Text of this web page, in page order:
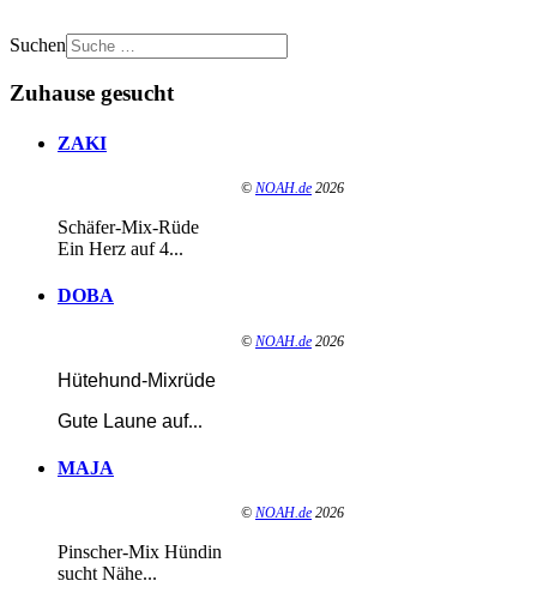
Suchen
Zuhause gesucht
ZAKI
© NOAH.de 2026
Schäfer-Mix-Rüde
Ein Herz auf 4...
DOBA
© NOAH.de 2026
Hütehund-Mixrüde
Gute Laune auf...
MAJA
© NOAH.de 2026
Pinscher-Mix Hündin
sucht Nähe...